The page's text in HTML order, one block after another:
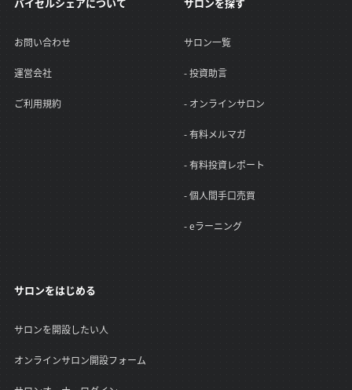
お問い合わせ
運営会社
ご利用規約
サロン一覧
- 投資助言
- オンラインサロン
- 有料メルマガ
- 有料投資レポート
- 個人間手口売買
- eラーニング
サロンをはじめる
サロンを開設したい人
オンラインサロン開設フォーム